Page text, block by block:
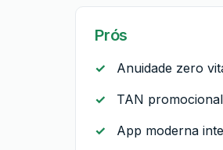
Prós
Anuidade zero
TAN
App moderna